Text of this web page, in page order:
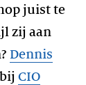
juist te
zij aan
Dennis
CIO